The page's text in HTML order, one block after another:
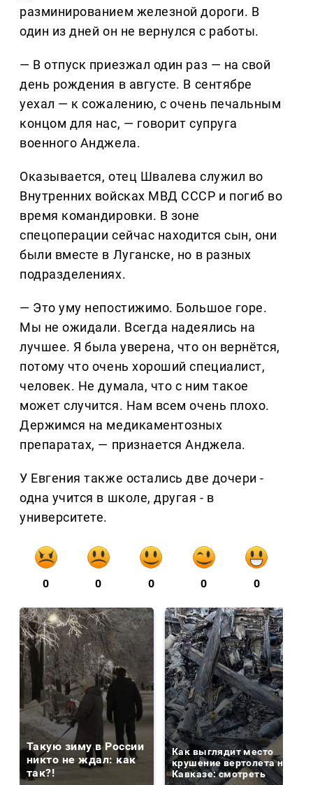
разминированием железной дороги. В
один из дней он не вернулся с работы.
— В отпуск приезжал один раз — на свой
день рождения в августе. В сентябре
уехал — к сожалению, с очень печальным
концом для нас, — говорит супруга
военного Анджела.
Оказывается, отец Швалева служил во
Внутренних войсках МВД СССР и погиб во
время командировки. В зоне
спецоперации сейчас находится сын, они
были вместе в Луганске, но в разных
подразделениях.
— Это уму непостижимо. Большое горе.
Мы не ожидали. Всегда надеялись на
лучшее. Я была уверена, что он вернётся,
потому что очень хороший специалист,
человек. Не думала, что с ним такое
может случится. Нам всем очень плохо.
Держимся на медикаментозных
препаратах, — признается Анджела.
У Евгения также остались две дочери -
одна учится в школе, другая - в
университете.
0 0 0 0 0
Такую зиму в России
никто не ждал: как
так?!
Как выглядит место
крушение вертолета на
Кавказе: смотреть